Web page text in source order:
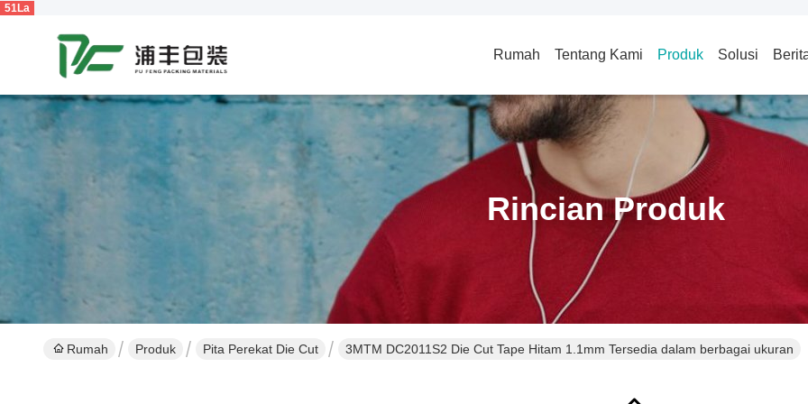
51La
Rumah Tentang Kami Produk Solusi
Rincian Produk
Rumah Produk Pita Perekat Die Cut 3MTM DC2011S2 Die Cut Tape Hitam 1.1mm Tersedia dalam berbagai ukuran